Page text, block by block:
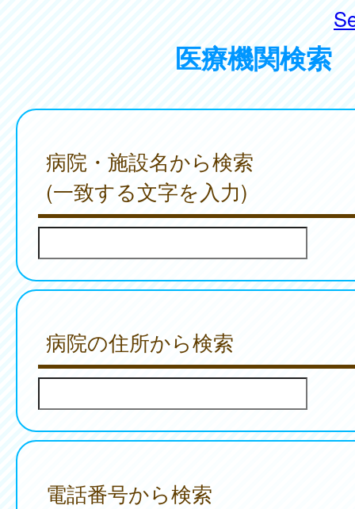
医療機関検索
病院・施設名から検索
(一致する文字を入力)
病院の住所から検索
電話番号から検索